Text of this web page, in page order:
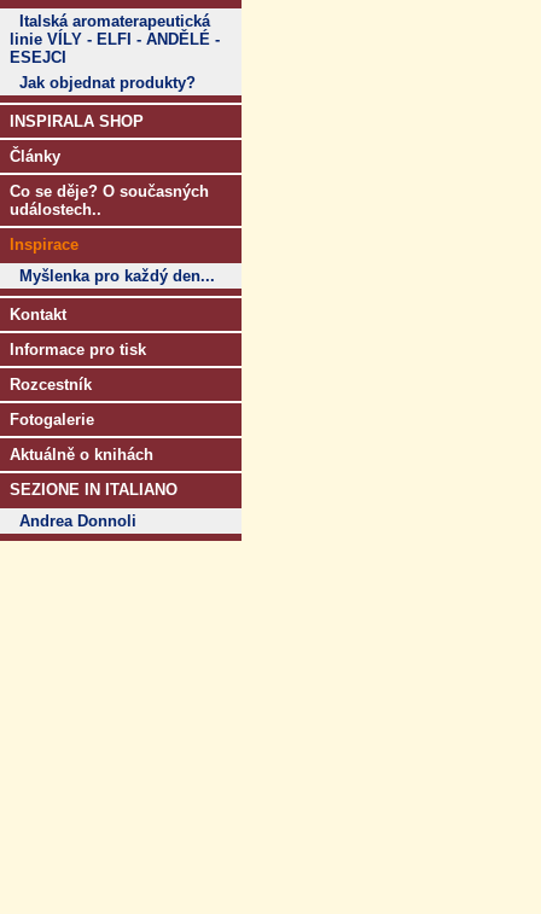
Italská aromaterapeutická
linie VÍLY - ELFI - ANDĚLÉ -
ESEJCI
Jak objednat produkty?
INSPIRALA SHOP
Články
Co se děje? O současných
událostech..
Inspirace
Myšlenka pro každý den...
Kontakt
Informace pro tisk
Rozcestník
Fotogalerie
Aktuálně o knihách
SEZIONE IN ITALIANO
Andrea Donnoli